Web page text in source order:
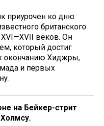
приурочен ко дню
британского
XVI—XVII веков. Он
который достиг
окончанию Хиджры,
и первых
на Бейкер-стрит